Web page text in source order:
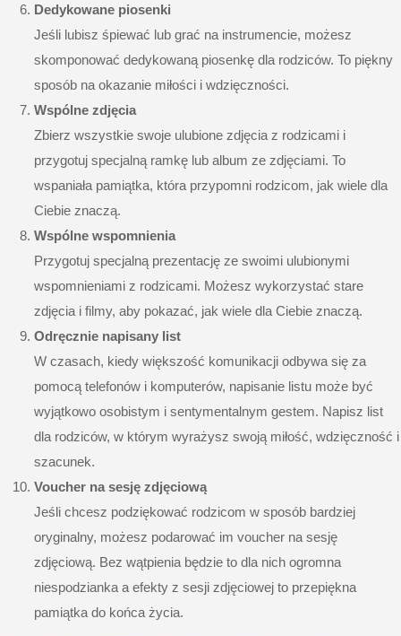
Dedykowane piosenki
Jeśli lubisz śpiewać lub grać na instrumencie, możesz
skomponować dedykowaną piosenkę dla rodziców. To piękny
sposób na okazanie miłości i wdzięczności.
Wspólne zdjęcia
Zbierz wszystkie swoje ulubione zdjęciaz rodzicami i
przygotuj specjalną ramkę lub album ze zdjęciami. To
wspaniała pamiątka, która przypomni rodzicom, jak wiele dla
Ciebie znaczą.
Wspólne wspomnienia
Przygotuj specjalną prezentację ze swoimi ulubionymi
wspomnieniami z rodzicami. Możesz wykorzystać stare
zdjęcia i filmy, aby pokazać, jak wiele dla Ciebie znaczą.
Odręcznie napisany list
W czasach, kiedy większość komunikacji odbywa się za
pomocą telefonów i komputerów, napisanie listu może być
wyjątkowo osobistym i sentymentalnym gestem. Napisz list
dla rodziców, w którym wyrażysz swoją miłość, wdzięczność i
szacunek.
Voucher na sesję zdjęciową
Jeśli chcesz podziękować rodzicom w sposób bardziej
oryginalny, możesz podarować im voucher na sesję
zdjęciową. Bez wątpienia będzie to dla nich ogromna
niespodzianka a efekty z sesji zdjęciowej to przepiękna
pamiątka do końca życia.